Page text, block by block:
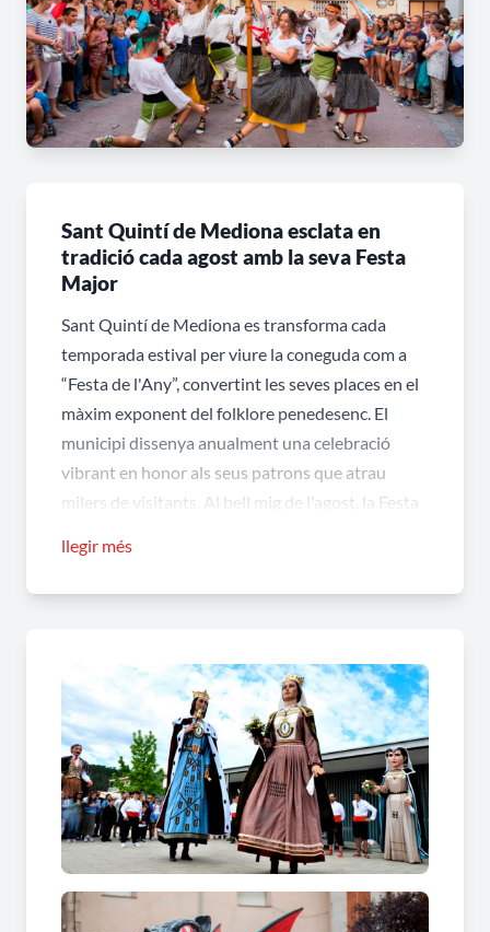
Sant Quintí de Mediona esclata en
tradició cada agost amb la seva Festa
Major
Sant Quintí de Mediona es transforma cada
temporada estival per viure la coneguda com a
“Festa de l'Any”, convertint les seves places en el
màxim exponent del folklore penedesenc. El
municipi dissenya anualment una celebració
vibrant en honor als seus patrons que atrau
milers de visitants. Al bell mig de l'agost, la Festa
de trobada ideal per compartir cercaviles
històriques, l'emoció del foc i moments de
El Típic, balls centenaris i imatgeria
festiva al cor de Sant Quintí de
Mediona
Les manifestacions del patrimoni viu i els balls
populars amb segles d'història marquen l'inici
d'aquesta gran setmana tan esperada per la
comunitat local.
• El valor únic del sainet tradicional: El poble
manté viu l'emblemàtic parlament del Típic, una
llegir més